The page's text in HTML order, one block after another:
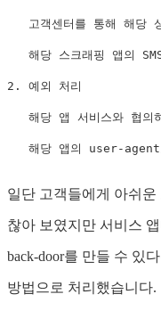
고객센터를 통해 해당
해당 스크래핑 앱의
2. 예외 처리
해당 앱 서비스와 협
해당 앱의 user-agent
일단 고객들에게 아쉬
찮아 보였지만 서비스
back-door를 만들 수 있
방법으로 처리했습니다.